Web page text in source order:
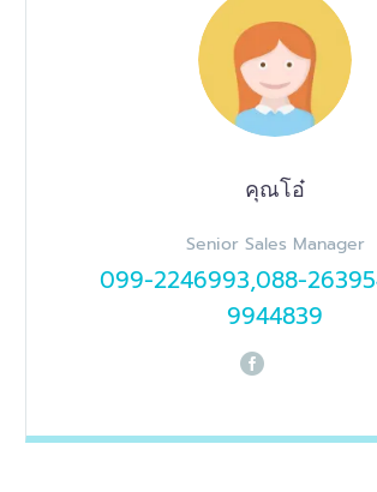
คุณโอ๋
Senior Sales Manager
099-2246993,088-
9944839